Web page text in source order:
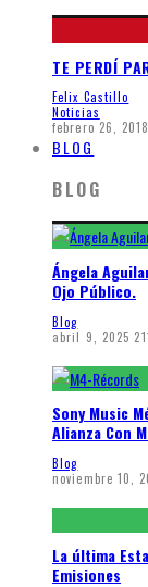
TE PERDÍ
Felix Castillo
Noticias
febrero 26, 2018
BLOG
BLOG
Ángela
Ojo Público.
Blog
abril 9, 2025
Sony Music
Alianza Con
Blog
noviembre 10,
La última
Emisiones